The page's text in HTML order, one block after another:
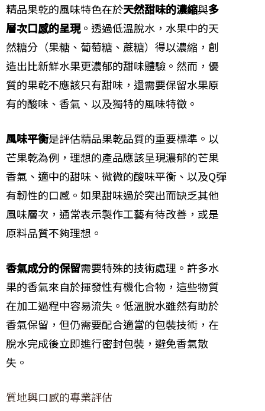
精品果乾的風味特色在於天然甜味的濃縮與多
層次口感的呈現。透過低溫脫水，水果中的天
然糖分（果糖、葡萄糖、蔗糖）得以濃縮，創
造出比新鮮水果更濃郁的甜味體驗。然而，優
質的果乾不應該只有甜味，還需要保留水果原
有的酸味、香氣、以及獨特的風味特徵。
風味平衡是評估精品果乾品質的重要標準。以
芒果乾為例，理想的產品應該呈現濃郁的芒果
香氣、適中的甜味、微微的酸味平衡、以及Q彈
有韌性的口感。如果甜味過於突出而缺乏其他
風味層次，通常表示製作工藝有待改善，或是
原料品質不夠理想。
香氣成分的保留需要特殊的技術處理。許多水
果的香氣來自於揮發性有機化合物，這些物質
在加工過程中容易流失。低溫脫水雖然有助於
香氣保留，但仍需要配合適當的包裝技術，在
脫水完成後立即進行密封包裝，避免香氣散
失。
質地與口感的專業評估